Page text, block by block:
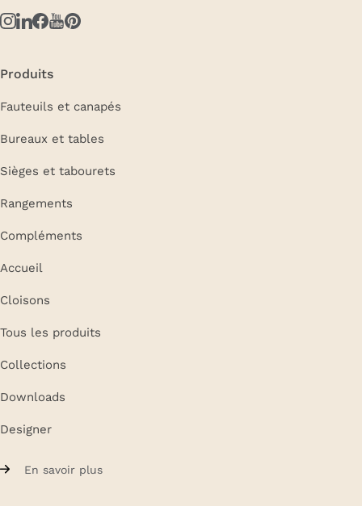
Produits
Fauteuils et canapés
Bureaux et tables
Sièges et tabourets
Rangements
Compléments
Accueil
Cloisons
Tous les produits
Collections
Downloads
Designer
En savoir plus